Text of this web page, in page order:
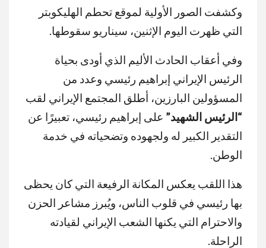
وكشفت الصور الأولية لموقع تحطم الهليكوبتر
التي ظهرت اليوم الإثنين، سيناريو سقوطها.
وفي أعقاب الحادث الأليم الذي أودى بحياة
الرئيس الإيراني إبراهيم رئيسي وعدد من
المسؤولين البارزين، أطلق المجتمع الإيراني لقب
“الرئيس الشهيد” على إبراهيم رئيسي، تعبيرًا عن
التقدير الكبير له ولجهوده وتضحياته في خدمة
الوطن.
هذا اللقب يعكس المكانة الرفيعة التي كان يحظى
بها رئيسي في قلوب الناس، ويُبرز مشاعر الحزن
والاحترام التي يكنها الشعب الإيراني لقيادته
الراحلة.